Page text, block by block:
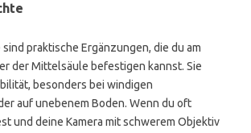
praktische Ergänzungen, die du am
der Mittelsäule befestigen kannst. Sie
besonders bei windigen
auf unebenem Boden. Wenn du oft
und deine Kamera mit schwerem Objektiv